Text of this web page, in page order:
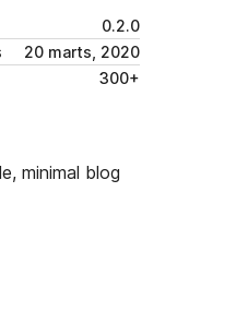
0.2.0
20 marts, 2020
300+
minimal blog